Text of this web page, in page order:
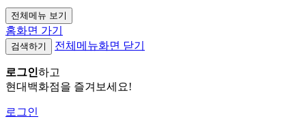
전체메뉴 보기
홈화면 가기
검색하기 전체메뉴화면 닫기
로그인하고
현대백화점을 즐겨보세요!
로그인